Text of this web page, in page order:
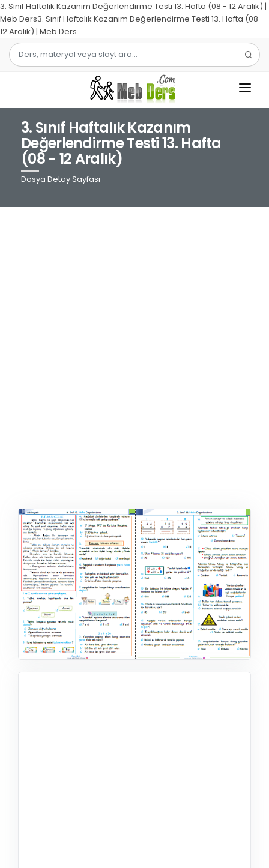
3. Sınıf Haftalık Kazanım Değerlendirme Testi 13. Hafta (08 - 12 Aralık) |
Meb Ders3. Sınıf Haftalık Kazanım Değerlendirme Testi 13. Hafta (08 -
12 Aralık) | Meb Ders
1.SINIF
2.SINIF
3.SINIF
4.SINIF
3. Sınıf Haftalık Kazanım
Değerlendirme Testi 13. Hafta
(08 - 12 Aralık)
Dosya Detay Sayfası